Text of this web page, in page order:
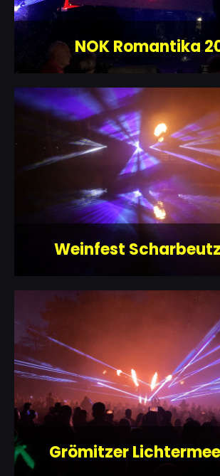
NOK Romantika
Weinfest
Grömitzer